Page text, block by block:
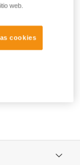
de
web.
cookies